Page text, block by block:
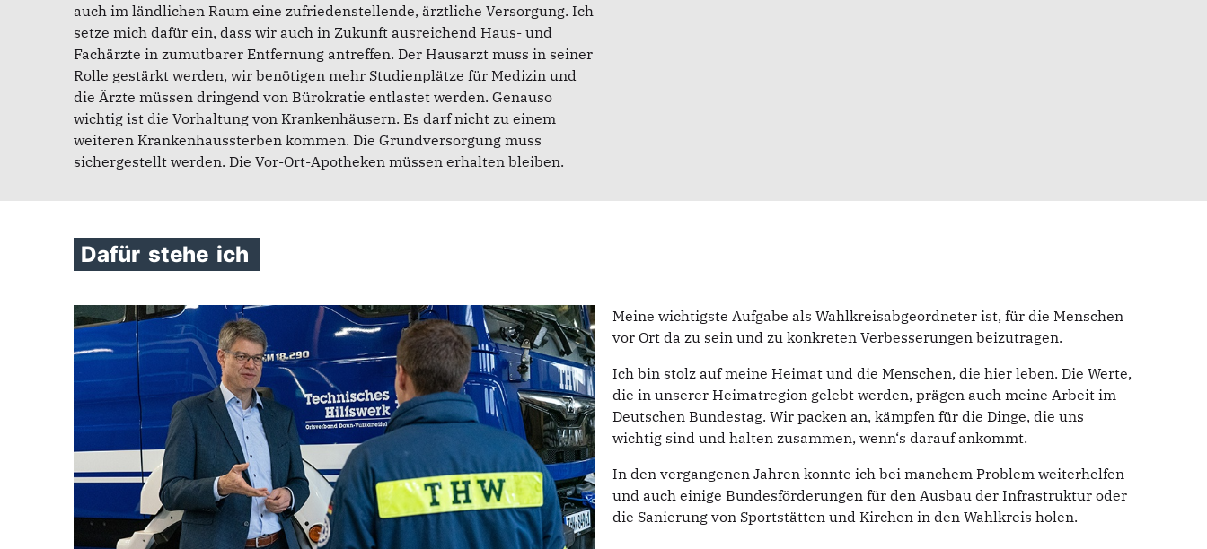
auch im ländlichen Raum eine zufriedenstellende, ärztliche Versorgung. Ich
setze mich dafür ein, dass wir auch in Zukunft ausreichend Haus- und
Fachärzte in zumutbarer Entfernung antreffen. Der Hausarzt muss in seiner
Rolle gestärkt werden, wir benötigen mehr Studienplätze für Medizin und
die Ärzte müssen dringend von Bürokratie entlastet werden. Genauso
wichtig ist die Vorhaltung von Krankenhäusern. Es darf nicht zu einem
weiteren Krankenhaussterben kommen. Die Grundversorgung muss
sichergestellt werden. Die Vor-Ort-Apotheken müssen erhalten bleiben.
Dafür stehe ich
Meine wichtigste Aufgabe als Wahlkreisabgeordneter ist, für die Menschen
vor Ort da zu sein und zu konkreten Verbesserungen beizutragen.
Ich bin stolz auf meine Heimat und die Menschen, die hier leben. Die Werte,
die in unserer Heimatregion gelebt werden, prägen auch meine Arbeit im
Deutschen Bundestag. Wir packen an, kämpfen für die Dinge, die uns
wichtig sind und halten zusammen, wenn‘s darauf ankommt.
In den vergangenen Jahren konnte ich bei manchem Problem weiterhelfen
und auch einige Bundesförderungen für den Ausbau der Infrastruktur oder
die Sanierung von Sportstätten und Kirchen in den Wahlkreis holen.